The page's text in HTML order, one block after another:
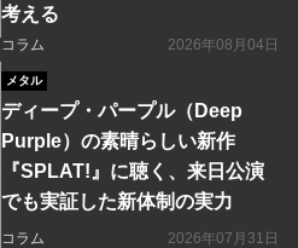
考える
コラム 2026年08月04日
メタル
ディープ・パープル（Deep
Purple）の素晴らしい新作
『SPLAT!』に聴く、来日公演
でも実証した新体制の実力
コラム 2026年07月31日